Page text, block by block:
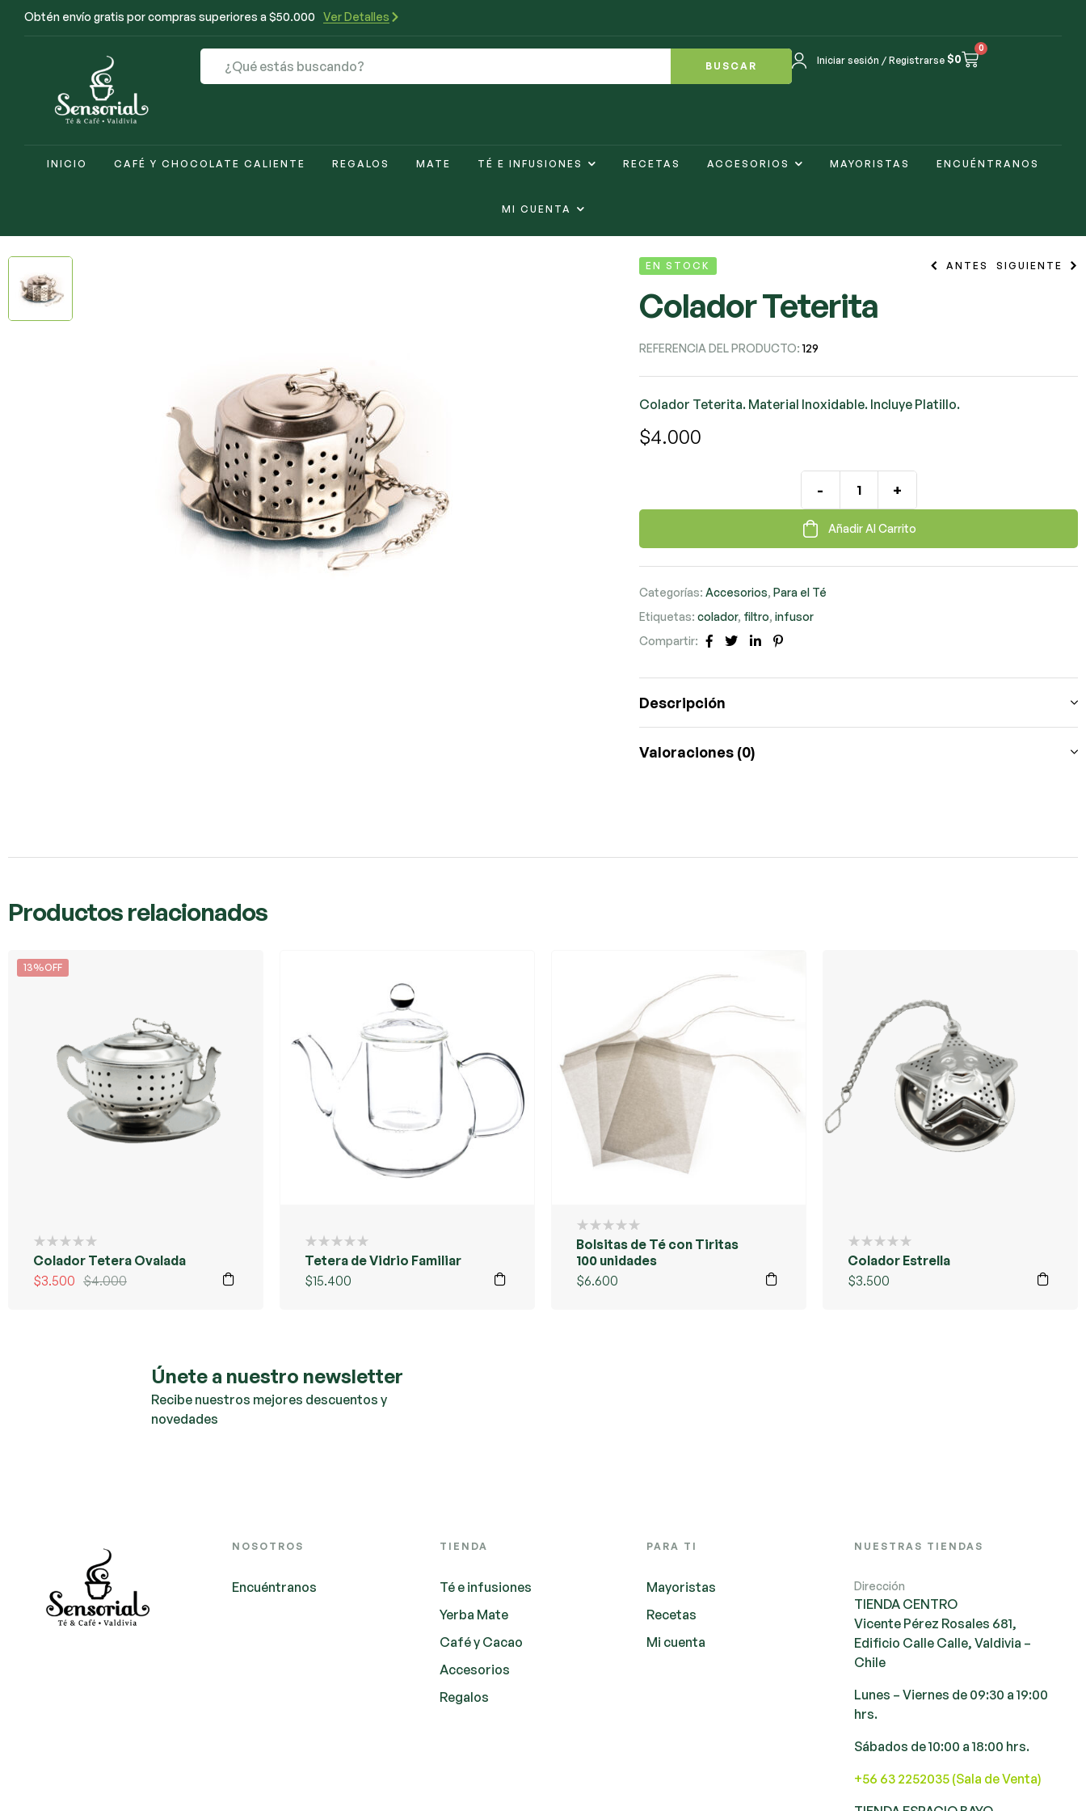
Obtén envío gratis por compras superiores a $50.000 Ver Detalles
BUSCAR Iniciar sesión / Registrarse $0
0
INICIO CAFÉ Y CHOCOLATE CALIENTE REGALOS MATE TÉ E INFUSIONES RECETAS ACCESORIOS MAYORISTAS ENCUÉNTRANOS
MI CUENTA
EN STOCK ANTES SIGUIENTE
Colador Teterita
REFERENCIA DEL PRODUCTO:129
Colador Teterita. Material Inoxidable. Incluye Platillo.
$4.000
- +
Añadir Al Carrito
Categorías:Accesorios,Para el Té
Etiquetas:colador, filtro,infusor
Compartir:
Facebook
TwitterLinkedIn
Descripción
Valoraciones (0)
Productos relacionados
13%OFF
Colador Tetera Ovalada
$4.000
$3.500
Tetera de Vidrio Familiar
$15.400
Bolsitas de Té con Tiritas
100 unidades
$6.600
Colador Estrella
$3.500
Únete a nuestro newsletter
Recibe nuestros mejores descuentos y
novedades
NOSOTROS
Encuéntranos
TIENDA
Té e infusiones
Yerba Mate
Café y Cacao
Accesorios
Regalos
PARA TI
Mayoristas
Recetas
Mi cuenta
NUESTRAS TIENDAS
Dirección
TIENDA CENTRO
Vicente Pérez Rosales 681,
Edificio Calle Calle, Valdivia –
Chile
Lunes – Viernes de 09:30 a 19:00
hrs.
Sábados de 10:00 a 18:00 hrs.
+56 63 2252035 (Sala de Venta)